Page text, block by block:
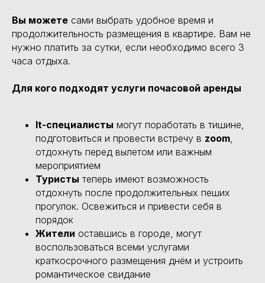
Вы можете сами выбрать удобное время и
продолжительность размещения в квартире. Вам не
нужно платить за сутки, если необходимо всего 3
часа отдыха.
Для кого подходят услуги почасовой аренды
It-специалисты могут поработать в тишине,
подготовиться и провести встречу в zoom,
отдохнуть перед вылетом или важным
мероприятием
Туристы теперь имеют возможность
отдохнуть после продолжительных пеших
прогулок. Освежиться и привести себя в
порядок
Жители оставшись в городе, могут
воспользоваться всеми услугами
краткосрочного размещения днём и устроить
романтическое свидание